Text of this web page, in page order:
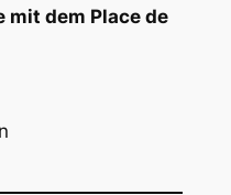
mit dem Place de